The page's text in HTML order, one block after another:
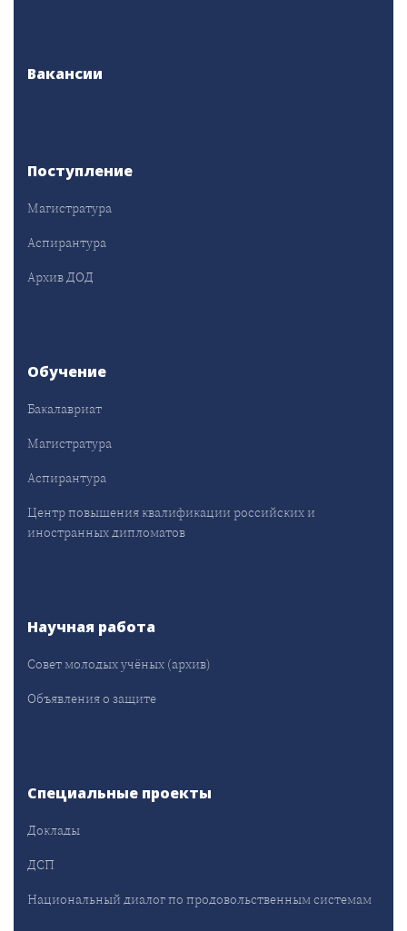
Вакансии
Поступление
Магистратура
Аспирантура
Архив ДОД
Обучение
Бакалавриат
Магистратура
Аспирантура
Центр повышения квалификации российских и
иностранных дипломатов
Научная работа
Совет молодых учёных (архив)
Объявления о защите
Специальные проекты
Доклады
ДСП
Национальный диалог по продовольственным системам